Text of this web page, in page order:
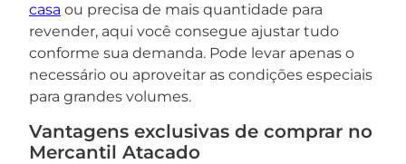
casa ou precisa de mais quantidade para
revender, aqui você consegue ajustar tudo
conforme sua demanda. Pode levar apenas o
necessário ou aproveitar as condições especiais
para grandes volumes.
Vantagens exclusivas de comprar no
Mercantil Atacado